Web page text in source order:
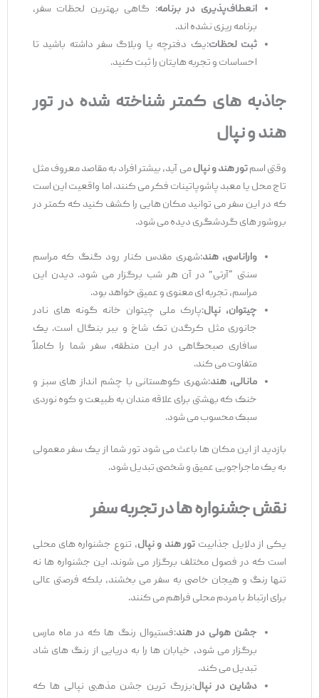
انعطاف‌پذیری در برنامه: گاهی بهترین لحظات سفر،
برنامه ‌ریزی نشده ‌اند.
ثبت لحظات:یک دفترچه یا وبلاگ سفر داشته باشید تا
احساسات و تجربه‌ هایتان را ثبت کنید.
جاذبه‌ های کمتر شناخته‌ شده در تور
هند و نپال
وقتی اسمتور هند و نپالمی‌ آید، بیشتر افراد به مقاصد معروف مثل
تاج محل یا معبد پاشوپاتینات فکر می‌ کنند. اما واقعیت این است
که در این سفر می ‌توانید مکان ‌هایی را کشف کنید که کمتر در
بروشور های گردشگری دیده می ‌شود.
واراناسی، هند:شهری مقدس کنار رود گنگ که مراسم
سنتی “آرتی” در آن هر شب برگزار می ‌شود. دیدن این
مراسم، تجربه ‌ای معنوی و عمیق خواهد بود.
چیتوان، نپال:پارک ملی چیتوان خانه گونه ‌های نادر
جانوری مثل کرگدن تک‌ شاخ و ببر بنگال است. یک
سافاری صبحگاهی در این منطقه، سفر شما را کاملاً
متفاوت می ‌کند.
مانالی، هند:شهری کوهستانی با چشم ‌انداز های سبز و
خنک که بهشتی برای علاقه ‌مندان به طبیعت و کوه ‌نوردی
سبک محسوب می ‌شود.
بازدید از این مکان‌ ها باعث می ‌شود تور شما از یک سفر معمولی
به یک ماجراجویی عمیق و شخصی تبدیل شود.
نقش جشنواره‌ها در تجربه سفر
یکی از دلایل جذابیتتور هند و نپال، تنوع جشنواره ‌های محلی
است که در فصول مختلف برگزار می‌ شوند. این جشنواره‌ ها نه
تنها رنگ و هیجان خاصی به سفر می ‌بخشند، بلکه فرصتی عالی
برای ارتباط با مردم محلی فراهم می ‌کنند.
جشن هولی در هند:فستیوال رنگ ‌ها که در ماه مارس
برگزار می‌ شود، خیابان ‌ها را به دریایی از رنگ‌ های شاد
تبدیل می ‌کند.
دشاین در نپال:بزرگ ‌ترین جشن مذهبی نپالی ‌ها که